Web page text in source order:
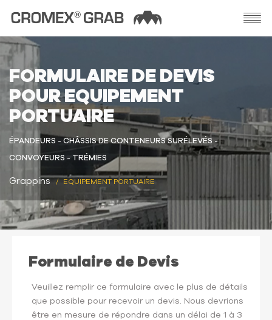
FORMULAIRE DE DEVIS
POUR EQUIPEMENT
PORTUAIRE
ÉPANDEURS - CHÂSSIS DE CONTENEURS SURÉLEVÉS -
CONVOYEURS - TRÉMIES
Grappins EQUIPEMENT PORTUAIRE
Formulaire de Devis
Veuillez remplir ce formulaire avec le plus de détails
que possible pour recevoir un devis. Nous devrions
être en mesure de répondre dans un délai de 1 à 3